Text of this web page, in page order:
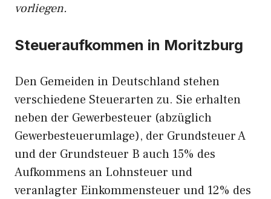
vorliegen.
Steueraufkommen in Moritzburg
Den Gemeiden in Deutschland stehen
verschiedene Steuerarten zu. Sie erhalten
neben der Gewerbesteuer (abzüglich
Gewerbesteuerumlage), der Grundsteuer A
und der Grundsteuer B auch 15% des
Aufkommens an Lohnsteuer und
veranlagter Einkommensteuer und 12% des